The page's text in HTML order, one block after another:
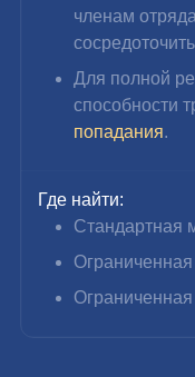
членам
Для полной
способности
попадания.
Где найти:
Стандартная